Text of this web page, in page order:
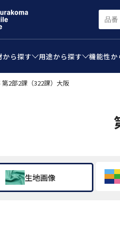
から探す 用途から探す 機能性か
2部2課（322課）大阪
生地画像